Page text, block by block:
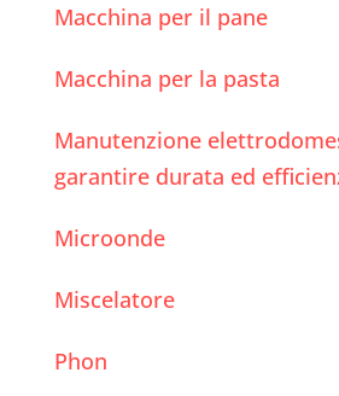
Macchina per il pane
Macchina per la pasta
Manutenzione
garantire durata ed
Microonde
Miscelatore
Phon